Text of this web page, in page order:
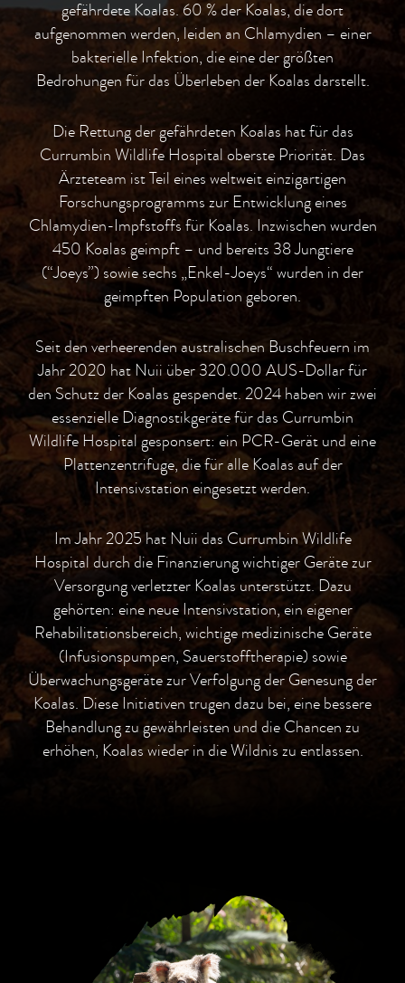
gefährdete Koalas. 60 % der Koalas, die dort
aufgenommen werden, leiden an Chlamydien – einer
bakterielle Infektion, die eine der größten
Bedrohungen für das Überleben der Koalas darstellt.
Die Rettung der gefährdeten Koalas hat für das
Currumbin Wildlife Hospital oberste Priorität. Das
Ärzteteam ist Teil eines weltweit einzigartigen
Forschungsprogramms zur Entwicklung eines
Chlamydien-Impfstoffs für Koalas. Inzwischen wurden
450 Koalas geimpft – und bereits 38 Jungtiere
(“Joeys”) sowie sechs „Enkel-Joeys“ wurden in der
geimpften Population geboren.
Seit den verheerenden australischen Buschfeuern im
Jahr 2020 hat Nuii über 320.000 AUS-Dollar für
den Schutz der Koalas gespendet. 2024 haben wir zwei
essenzielle Diagnostikgeräte für das Currumbin
Wildlife Hospital gesponsert: ein PCR-Gerät und eine
Plattenzentrifuge, die für alle Koalas auf der
Intensivstation eingesetzt werden.
Im Jahr 2025 hat Nuii das Currumbin Wildlife
Hospital durch die Finanzierung wichtiger Geräte zur
Versorgung verletzter Koalas unterstützt. Dazu
gehörten: eine neue Intensivstation, ein eigener
Rehabilitationsbereich, wichtige medizinische Geräte
(Infusionspumpen, Sauerstofftherapie) sowie
Überwachungsgeräte zur Verfolgung der Genesung der
Koalas. Diese Initiativen trugen dazu bei, eine bessere
Behandlung zu gewährleisten und die Chancen zu
erhöhen, Koalas wieder in die Wildnis zu entlassen.